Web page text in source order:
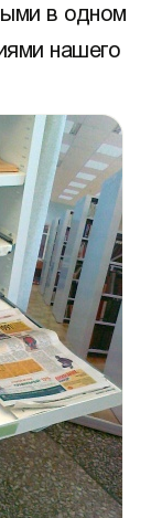
в одном
нашего